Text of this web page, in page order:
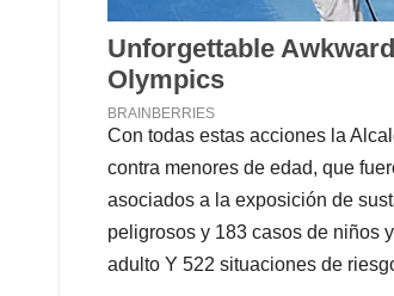
Con todas estas acciones la
contra menores de edad, que
asociados a la exposición de
peligrosos y 183 casos de niños
adulto Y 522 situaciones de